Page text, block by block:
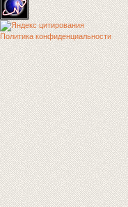
Политика конфиденциальности